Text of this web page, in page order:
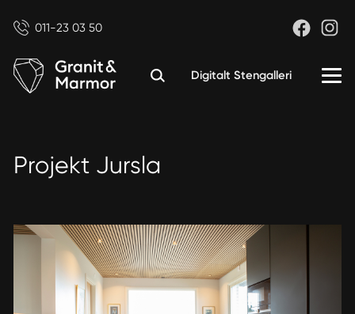
011-23 03 50
Digitalt Stengalleri
Projekt Jursla